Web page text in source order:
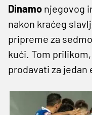
Dinamo njegovog
nakon kraćeg
pripreme za
kući. Tom
prodavati za jedan